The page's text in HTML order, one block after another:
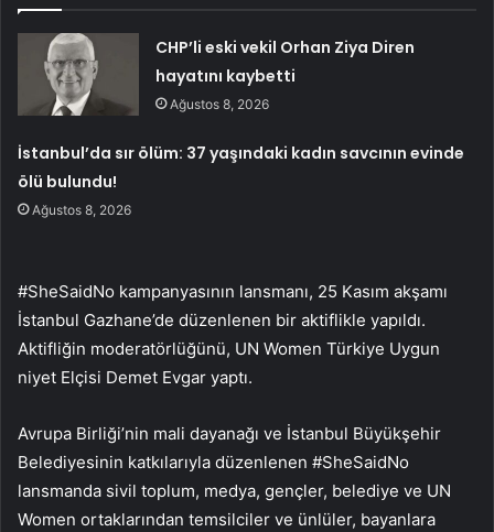
CHP’li eski vekil Orhan Ziya Diren
hayatını kaybetti
Ağustos 8, 2026
İstanbul’da sır ölüm: 37 yaşındaki kadın savcının evinde
ölü bulundu!
Ağustos 8, 2026
#SheSaidNo kampanyasının lansmanı, 25 Kasım akşamı
İstanbul Gazhane’de düzenlenen bir aktiflikle yapıldı.
Aktifliğin moderatörlüğünü, UN Women Türkiye Uygun
niyet Elçisi Demet Evgar yaptı.
Avrupa Birliği’nin mali dayanağı ve İstanbul Büyükşehir
Belediyesinin katkılarıyla düzenlenen #SheSaidNo
lansmanda sivil toplum, medya, gençler, belediye ve UN
Women ortaklarından temsilciler ve ünlüler, bayanlara